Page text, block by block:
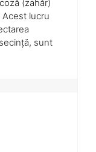
(zahăr)
lucru
sunt